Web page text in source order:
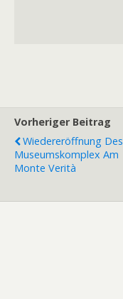
Vorheriger Beitrag
Wiedereröffnung Des
Museumskomplex Am
Monte Verità